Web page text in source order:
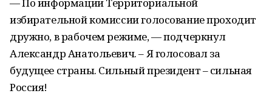
избирательной комиссии голосование проходит
дружно, в рабочем режиме, — подчеркнул
Александр Анатольевич. – Я голосовал за
будущее страны. Сильный президент – сильная
Россия!